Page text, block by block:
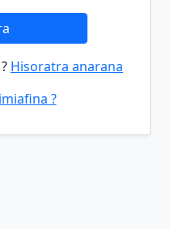
Hisoratra anarana
?